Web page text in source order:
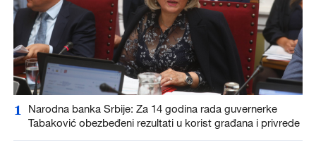
1
Narodna banka Srbije: Za 14 godina rada guvernerke
Tabaković obezbeđeni rezultati u korist građana i privrede